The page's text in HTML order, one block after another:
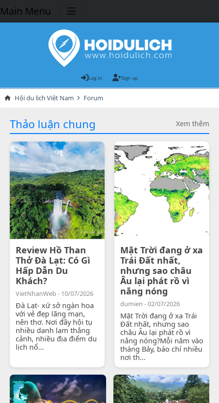
Main Menu
Log in Sign up
Hội du lịch Việt Nam Forum
Thảo luận chung Xem thêm
Review Hồ Than
Thở Đà Lạt: Có Gì
Hấp Dẫn Du
Khách?
VietNhanWeb - 10/07/2026
Đà Lạt- xứ sở ngàn hoa
với vẻ đẹp lãng mạn,
nên thơ. Nơi đây hội tụ
nhiều danh lam thắng
cảnh, nhiều địa điểm du
lịch nổ...
Mặt Trời đang ở xa
Trái Đất nhất,
nhưng sao châu
Âu lại phát rồ vì
nắng nóng
dumien - 02/07/2026
Mặt Trời đang ở xa Trái
Đất nhất, nhưng sao
châu Âu lại phát rồ vì
nắng nóng?Mỗi năm vào
tháng Bảy, báo chí nhiều
nơi th...